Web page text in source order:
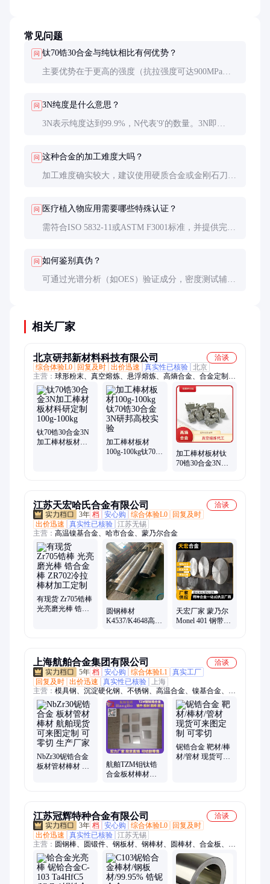
常见问题
问 钛70锆30合金与纯钛相比有何优势？
主要优势在于更高的强度（抗拉强度可达900MPa以
用。
问 3N纯度是什么意思？
3N表示纯度达到99.9%，N代表'9'的数量。3N即
问 这种合金的加工难度大吗？
加工难度确实较大，建议使用硬质合金或金刚石刀
问 医疗植入物应用需要哪些特殊认证？
需符合ISO 5832-11或ASTM F3001标准，并提供完整
问 如何鉴别真伪？
可通过光谱分析（如OES）验证成分，密度测试辅助
相关厂家
北京研邦新材料科技有限公司
洽谈
综合体验L0
回复及时 出价迅速 真实性已核验 北京
主营： 球形粉末、真空熔炼、悬浮熔炼、高熵合金、合金定制、
合金粉末、镍钛合金、中间合金、3D打印合金粉、钽合金、科
研合金、合金板、合金棒、钴铬镍合金、感应熔炼、熔炼代工、
增材制造粉末、纽扣锭、电弧熔炼、靶材、磁控溅射靶材、金靶
材
钛70锆30合金3N
加工棒材板材科
加工棒材板材
100g-100kg钛70锆
加工棒材板材钛
70锆30合金3N科
江苏天宏哈氏合金有限公司
洽谈
3年 档 安心购 综合体验L0
回复及时
出价迅速
真实性已核验 江苏无锡
主营： 高温镍基合金、哈市合金、蒙乃尔合金
有现货 Zr705锆棒
光亮磨光棒 锆合
圆钢棒材
K4537/K4648高温
天宏厂家 蒙乃尔
Monel 401 钢带卷
上海航舶合金集团有限公司
洽谈
5年 档 安心购 综合体验L1
真实工厂
回复及时 出价迅速 真实性已核验
上海
主营： 模具钢、沉淀硬化钢、不锈钢、高温合金、镍基合金、钛
合金、哈氏合金、特殊合金、钽合金、铌合金、锆合金、棒材、
双相不锈钢、板材、管材、锻件、无缝管、按图加工
NbZr30铌锆合金
板材管材棒材 航
航舶TZM钼钛锆
合金板材棒材无
铌锆合金 靶材/棒
材/管材 现货可来
江苏冠辉特种合金有限公司
洽谈
3年 档 安心购 综合体验L0
回复及时
出价迅速
真实性已核验 江苏无锡
主营： 圆钢棒、圆锻件、钢板材、钢棒材、圆棒材、合金板、合
金棒料、膨胀合金、电热合金、合金靶材、光棒车、研磨棒、复
合板、挡渣板、圆棒料、锂靶材、无缝管、精密管、螺丝钉、钽
靶材、时效钢、不锈钢板、六角螺母、热轧钢板、六角螺栓